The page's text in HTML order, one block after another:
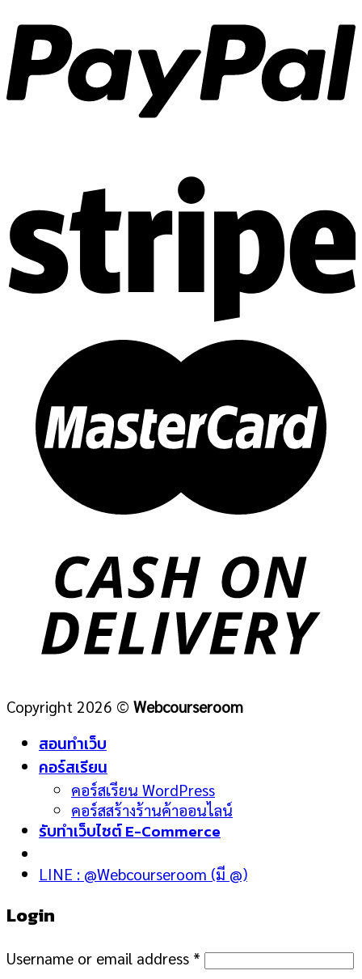
Copyright 2026 © Webcourseroom
สอนทำเว็บ
คอร์สเรียน
คอร์สเรียน WordPress
คอร์สสร้างร้านค้าออนไลน์
รับทำเว็บไซต์ E-Commerce
LINE : @Webcourseroom (มี @)
Login
Username or email address *